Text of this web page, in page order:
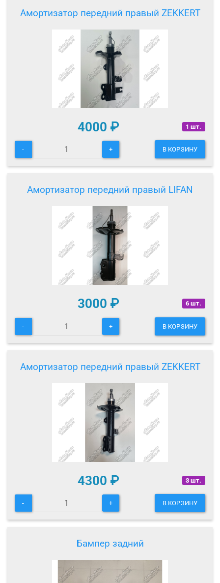
Амортизатор передний правый ZEKKERT
1 шт.
4000 ₽
- + В КОРЗИНУ
Амортизатор передний правый LIFAN
6 шт.
3000 ₽
- + В КОРЗИНУ
Амортизатор передний правый ZEKKERT
3 шт.
4300 ₽
- + В КОРЗИНУ
Бампер задний